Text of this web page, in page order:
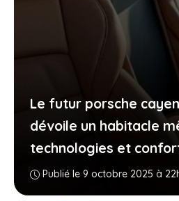
Le futur porsche
dévoile un habitacle
technologies et
Publié le 9 octobre 2025 à